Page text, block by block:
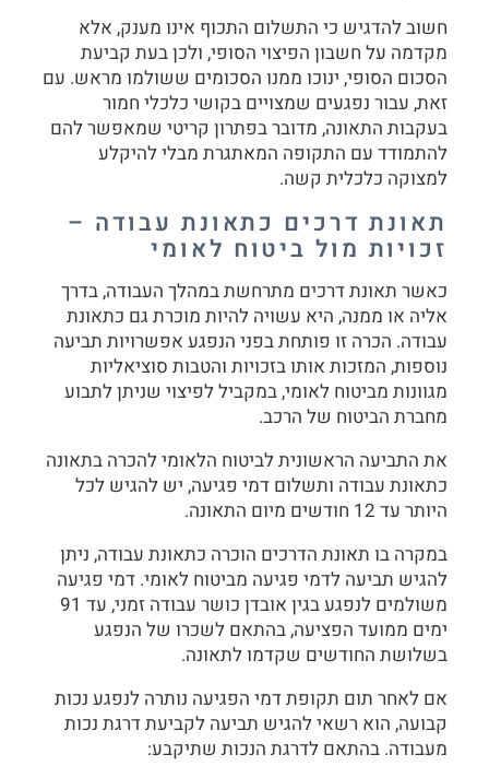
חשוב להדגיש כי התשלום התכוף אינו מענק, אלא
מקדמה על חשבון הפיצוי הסופי, ולכן בעת קביעת
הסכום הסופי, ינוכו ממנו הסכומים ששולמו מראש. עם
זאת, עבור נפגעים שמצויים בקושי כלכלי חמור
בעקבות התאונה, מדובר בפתרון קריטי שמאפשר להם
להתמודד עם התקופה המאתגרת מבלי להיקלע
למצוקה כלכלית קשה.
תאונת דרכים כתאונת עבודה –
זכויות מול ביטוח לאומי
כאשר תאונת דרכים מתרחשת במהלך העבודה, בדרך
אליה או ממנה, היא עשויה להיות מוכרת גם כתאונת
עבודה. הכרה זו פותחת בפני הנפגע אפשרויות תביעה
נוספות, המזכות אותו בזכויות והטבות סוציאליות
מגוונות מביטוח לאומי, במקביל לפיצוי שניתן לתבוע
מחברת הביטוח של הרכב.
את התביעה הראשונית לביטוח הלאומי להכרה בתאונה
כתאונת עבודה ותשלום דמי פגיעה, יש להגיש לכל
היותר עד 12 חודשים מיום התאונה.
במקרה בו תאונת הדרכים הוכרה כתאונת עבודה, ניתן
להגיש תביעה לדמי פגיעה מביטוח לאומי. דמי פגיעה
משולמים לנפגע בגין אובדן כושר עבודה זמני, עד 91
ימים ממועד הפציעה, בהתאם לשכרו של הנפגע
בשלושת החודשים שקדמו לתאונה.
אם לאחר תום תקופת דמי הפגיעה נותרה לנפגע נכות
קבועה, הוא רשאי להגיש תביעה לקביעת דרגת נכות
מעבודה. בהתאם לדרגת הנכות שתיקבע: